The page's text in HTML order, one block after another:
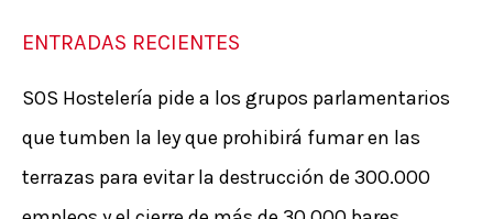
a
r
p
ENTRADAS RECIENTES
SOS Hostelería pide a los grupos parlamentarios
que tumben la ley que prohibirá fumar en las
terrazas para evitar la destrucción de 300.000